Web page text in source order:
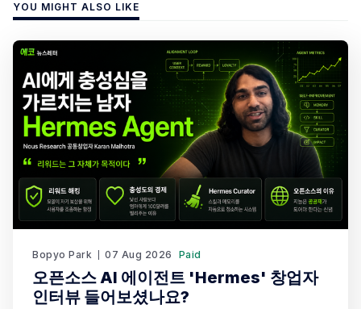
YOU MIGHT ALSO LIKE
Bopyo Park 07 Aug 2026 Paid
오픈소스 AI 에이전트 'Hermes' 창업자
인터뷰 들어보셨나요?